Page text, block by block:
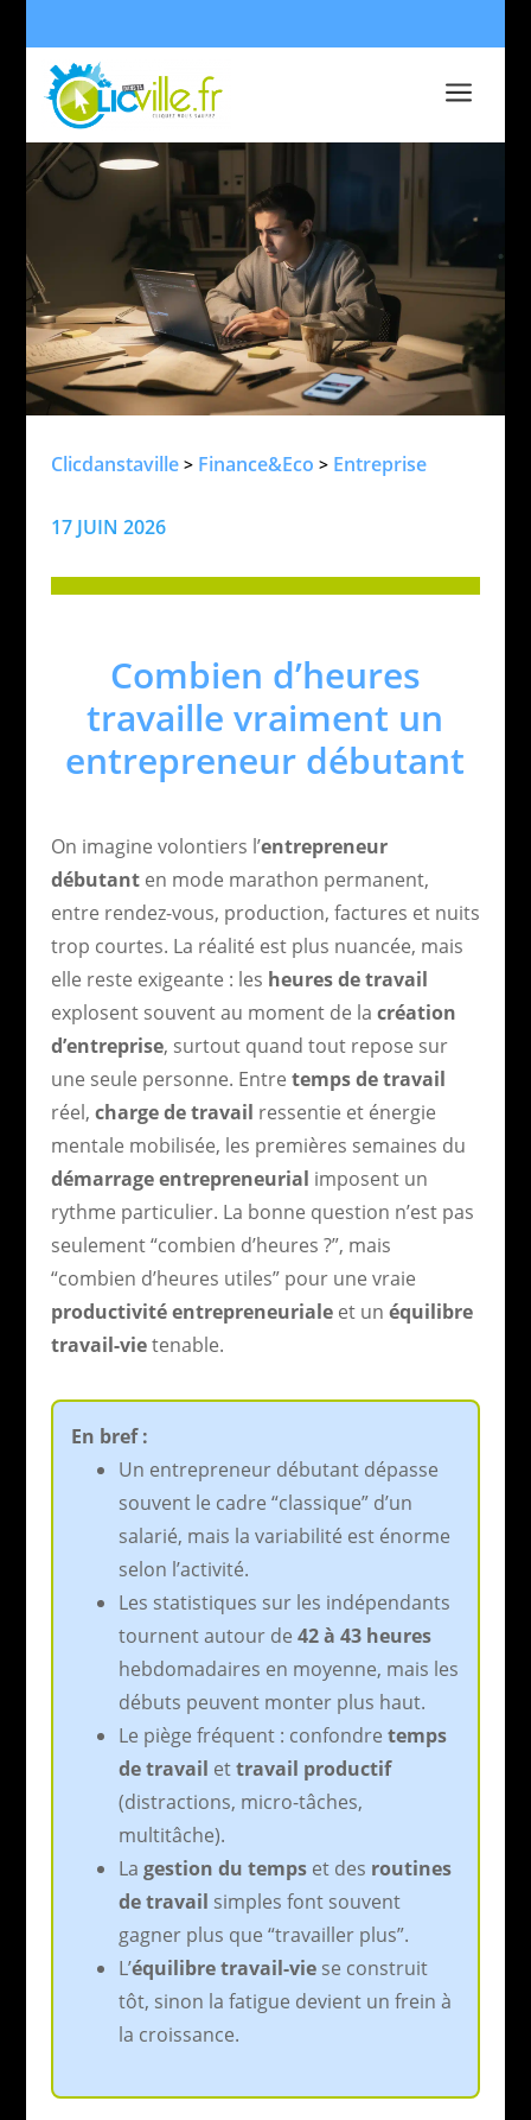
a
Clicdanstaville> Finance&Eco > Entreprise
17 JUIN 2026
Combien d’heures
travaille vraiment un
entrepreneur débutant
On imagine volontiers l’entrepreneur
débutanten mode marathon permanent,
entre rendez-vous, production, factures et nuits
trop courtes. La réalité est plus nuancée, mais
elle reste exigeante : les heures de travail
explosent souvent au moment de la création
d’entreprise, surtout quand tout repose sur
une seule personne. Entre temps de travail
réel, charge de travail ressentie et énergie
mentale mobilisée, les premières semaines du
démarrage entrepreneurial imposent un
rythme particulier. La bonne question n’est pas
seulement “combien d’heures ?”, mais
“combien d’heures utiles” pour une vraie
productivité entrepreneurialeet un équilibre
travail-vietenable.
En bref :
Un entrepreneur débutant dépasse
souvent le cadre “classique” d’un
salarié, mais la variabilité est énorme
selon l’activité.
Les statistiques sur les indépendants
tournent autour de 42 à 43 heures
hebdomadaires en moyenne, mais les
débuts peuvent monter plus haut.
Le piège fréquent : confondre temps
de travail ettravail productif
(distractions, micro-tâches,
multitâche).
La gestion du tempset des routines
de travail simples font souvent
gagner plus que “travailler plus”.
L’équilibre travail-viese construit
tôt, sinon la fatigue devient un frein à
la croissance.